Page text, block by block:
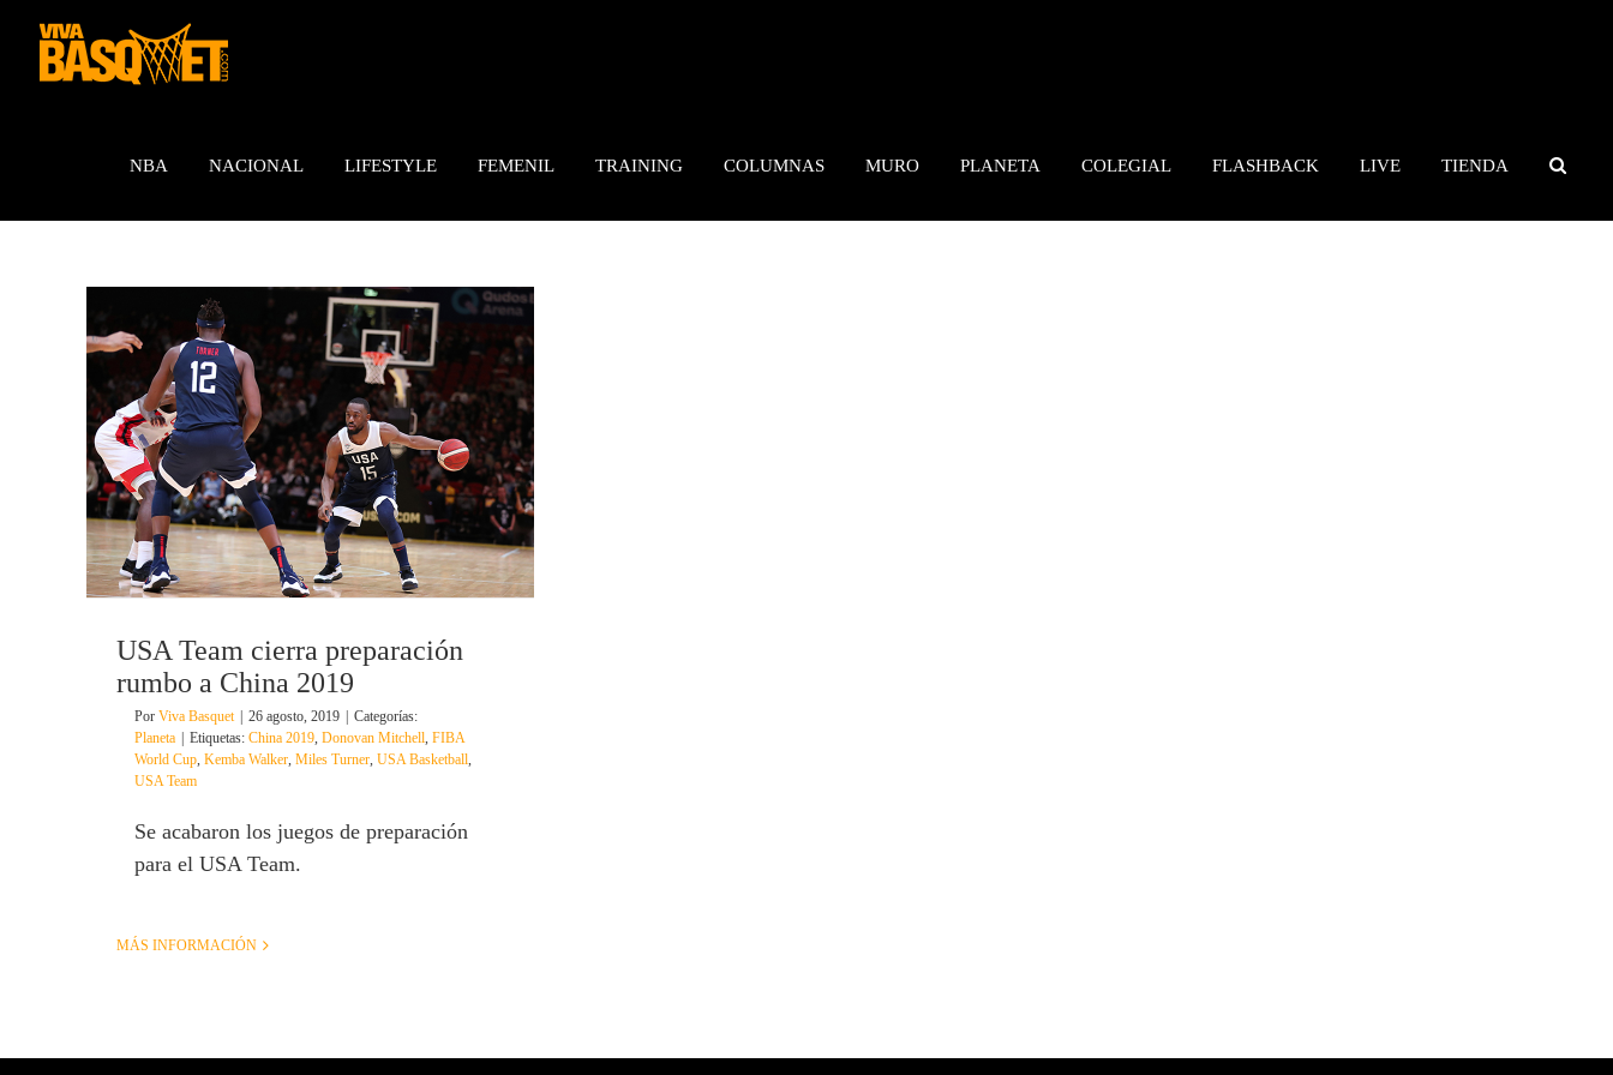
contenido
NBA NACIONAL LIFESTYLE FEMENIL TRAINING COLUMNAS MURO PLANETA COLEGIAL FLASHBACK LIVE TIENDA
USA Team cierra preparación
rumbo a China 2019
Por Viva Basquet 26 agosto, 2019
Categorías:
Planeta
Etiquetas: China 2019, Donovan Mitchell, FIBA
World Cup, Kemba Walker, Miles Turner, USA Basketball,
USA Team
Se acabaron los juegos de preparación
para el USA Team.
MÁS INFORMACIÓN